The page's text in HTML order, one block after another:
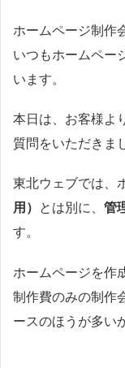
ホームページ制作
いつもホームペー
います。
本日は、お客様よ
質問をいただきま
東北ウェブでは、
用）
とは別に、 管
す。
ホームページを作
制作費のみの制作
ースのほうが多い